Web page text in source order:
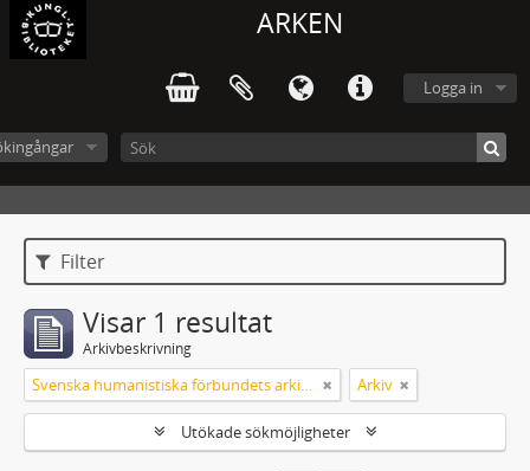
ARKEN
Logga in
Filter
Visar 1 resultat
Arkivbeskrivning
Svenska humanistiska förbundets arkiv: handlingar 2003-2012 Arkiv
Utökade sökmöjligheter